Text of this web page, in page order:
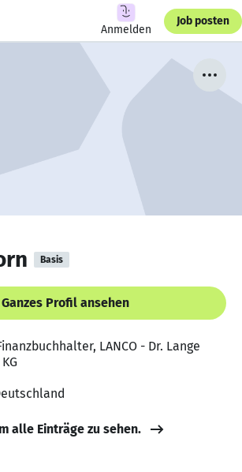
Anmelden
Job posten
Basis
Ganzes Profil ansehen
LANCO - Dr. Lange
alle Einträge zu sehen.